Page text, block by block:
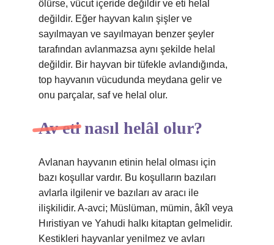
ölürse, vücut içeride değildir ve eti helal
değildir. Eğer hayvan kalın şişler ve
sayılmayan ve sayılmayan benzer şeyler
tarafından avlanmazsa aynı şekilde helal
değildir. Bir hayvan bir tüfekle avlandığında,
top hayvanın vücudunda meydana gelir ve
onu parçalar, saf ve helal olur.
Av eti nasıl helâl olur?
Avlanan hayvanın etinin helal olması için
bazı koşullar vardır. Bu koşulların bazıları
avlarla ilgilenir ve bazıları av aracı ile
ilişkilidir. A-avci; Müslüman, mümin, âkîl veya
Hıristiyan ve Yahudi halkı kitaptan gelmelidir.
Kestikleri hayvanlar yenilmez ve avları